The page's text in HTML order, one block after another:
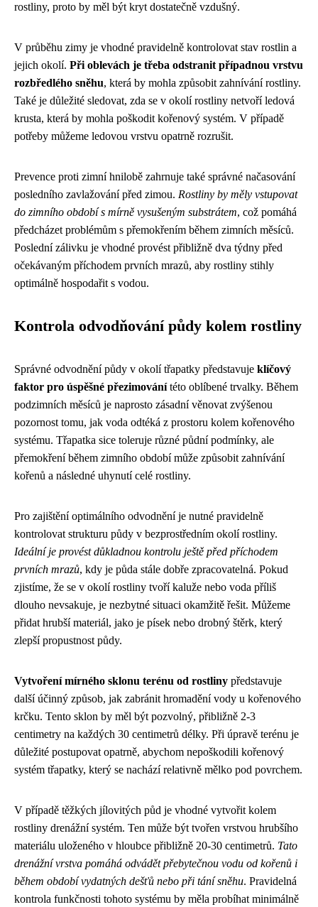
rostliny, proto by měl být kryt dostatečně vzdušný.
V průběhu zimy je vhodné pravidelně kontrolovat stav rostlin a
jejich okolí. Při oblevách je třeba odstranit případnou vrstvu
rozbředlého sněhu, která by mohla způsobit zahnívání rostliny.
Také je důležité sledovat, zda se v okolí rostliny netvoří ledová
krusta, která by mohla poškodit kořenový systém. V případě
potřeby můžeme ledovou vrstvu opatrně rozrušit.
Prevence proti zimní hnilobě zahrnuje také správné načasování
posledního zavlažování před zimou. Rostliny by měly vstupovat
do zimního období s mírně vysušeným substrátem, což pomáhá
předcházet problémům s přemokřením během zimních měsíců.
Poslední zálivku je vhodné provést přibližně dva týdny před
očekávaným příchodem prvních mrazů, aby rostliny stihly
optimálně hospodařit s vodou.
Kontrola odvodňování půdy kolem rostliny
Správné odvodnění půdy v okolí třapatky představuje klíčový
faktor pro úspěšné přezimovánítéto oblíbené trvalky. Během
podzimních měsíců je naprosto zásadní věnovat zvýšenou
pozornost tomu, jak voda odtéká z prostoru kolem kořenového
systému. Třapatka sice toleruje různé půdní podmínky, ale
přemokření během zimního období může způsobit zahnívání
kořenů a následné uhynutí celé rostliny.
Pro zajištění optimálního odvodnění je nutné pravidelně
kontrolovat strukturu půdy v bezprostředním okolí rostliny.
Ideální je provést důkladnou kontrolu ještě před příchodem
prvních mrazů, kdy je půda stále dobře zpracovatelná. Pokud
zjistíme, že se v okolí rostliny tvoří kaluže nebo voda příliš
dlouho nevsakuje, je nezbytné situaci okamžitě řešit. Můžeme
přidat hrubší materiál, jako je písek nebo drobný štěrk, který
zlepší propustnost půdy.
Vytvoření mírného sklonu terénu od rostliny představuje
další účinný způsob, jak zabránit hromadění vody u kořenového
krčku. Tento sklon by měl být pozvolný, přibližně 2-3
centimetry na každých 30 centimetrů délky. Při úpravě terénu je
důležité postupovat opatrně, abychom nepoškodili kořenový
systém třapatky, který se nachází relativně mělko pod povrchem.
V případě těžkých jílovitých půd je vhodné vytvořit kolem
rostliny drenážní systém. Ten může být tvořen vrstvou hrubšího
materiálu uloženého v hloubce přibližně 20-30 centimetrů. Tato
drenážní vrstva pomáhá odvádět přebytečnou vodu od kořenů i
během období vydatných dešťů nebo při tání sněhu. Pravidelná
kontrola funkčnosti tohoto systému by měla probíhat minimálně